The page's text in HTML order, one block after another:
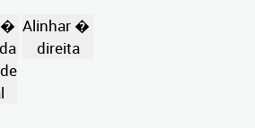
� Alinhar �
direita